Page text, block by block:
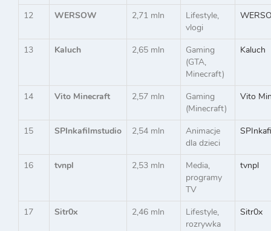
12 WERSOW 2,71 mln
Lifestyle,
vlogi
13 Kaluch 2,65 mln
Gaming
(GTA,
Minecraft)
Kaluch
14 Vito Minecraft 2,57 mln
Gaming
(Minecraft)
Vito
15 SPInkafilmstudio 2,54 mln
Animacje
dla dzieci
16 tvnpl 2,53 mln
Media,
programy
TV
tvnpl
17 Sitr0x 2,46 mln
Lifestyle,
rozrywka
Sitr0x